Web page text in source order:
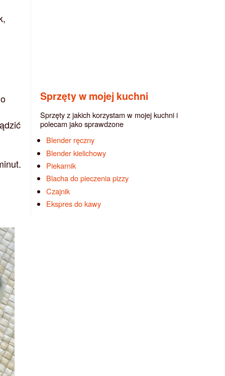
Sprzęty w mojej kuchni
Sprzęty z jakich korzystam w mojej kuchni i
polecam jako sprawdzone
Blender ręczny
Blender kielichowy
Piekarnik
Blacha do pieczenia pizzy
Czajnik
Ekspres do kawy